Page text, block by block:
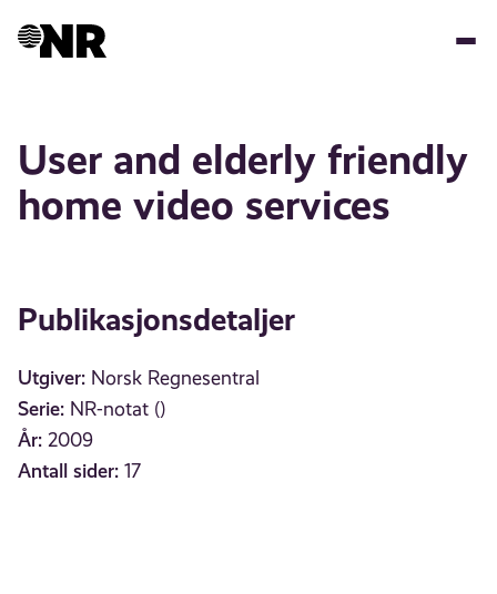
User and elderly friendly
home video services
Publikasjonsdetaljer
Utgiver: Norsk Regnesentral
Serie: NR-notat ()
År: 2009
Antall sider: 17